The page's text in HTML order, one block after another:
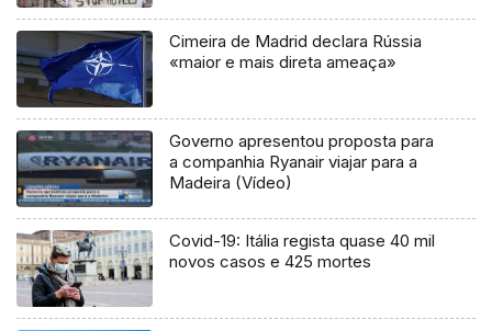
Cimeira de Madrid declara Rússia
«maior e mais direta ameaça»
Governo apresentou proposta para
a companhia Ryanair viajar para a
Madeira (Vídeo)
Covid-19: Itália regista quase 40 mil
novos casos e 425 mortes